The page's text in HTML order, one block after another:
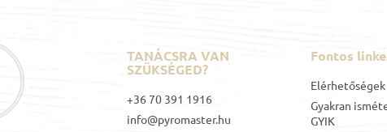
TANÁCSRA VAN
SZÜKSÉGED?
+36 70 391 1916
info@pyromaster.hu
Fontos
Elérhetőségek
Gyakran
GYIK